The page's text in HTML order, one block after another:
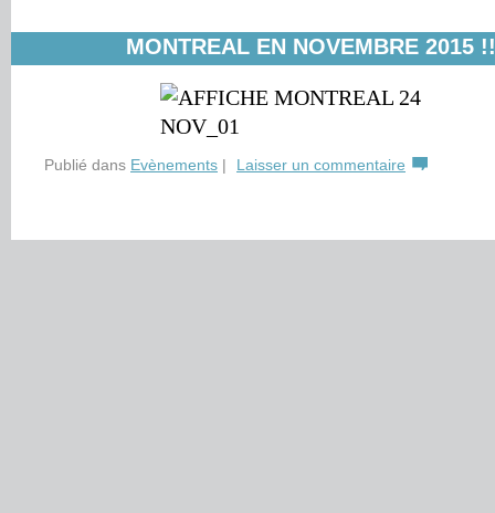
MONTREAL EN NOVEMBRE 2015 !!
Publié dans Evènements | Laisser un commentaire